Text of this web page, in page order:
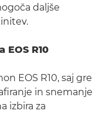
daljše
EOS R10
EOS R10, saj gre
in snemanje
izbira za